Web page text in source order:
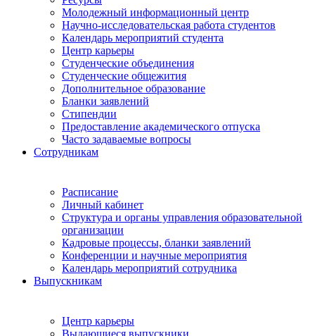
Молодежный информационный центр
Научно-исследовательская работа студентов
Календарь мероприятий студента
Центр карьеры
Студенческие объединения
Студенческие общежития
Дополнительное образование
Бланки заявлений
Стипендии
Предоставление академического отпуска
Часто задаваемые вопросы
Сотрудникам
Расписание
Личный кабинет
Структура и органы управления образовательной
организации
Кадровые процессы, бланки заявлений
Конференции и научные мероприятия
Календарь мероприятий сотрудника
Выпускникам
Центр карьеры
Выдающиеся выпускники